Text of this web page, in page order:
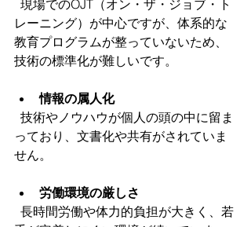
レーニング）が中心ですが、体系的な
教育プログラムが整っていないため、
技術の標準化が難しいです。
情報の属人化
っており、文書化や共有がされていま
せん。
労働環境の厳しさ